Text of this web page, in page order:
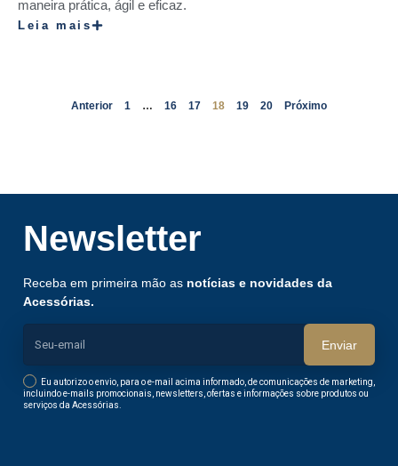
maneira prática, ágil e eficaz.
Leia mais
Anterior 1 … 16 17 18 19 20 Próximo
Newsletter
Receba em primeira mão as notícias e novidades da
Acessórias.
Eu autorizo o envio, para o e-mail acima informado, de comunicações de marketing,
incluindo e-mails promocionais, newsletters, ofertas e informações sobre produtos ou
serviços da Acessórias.
Enviar